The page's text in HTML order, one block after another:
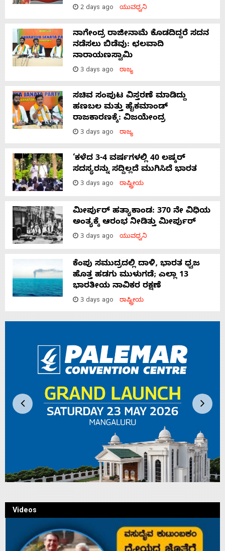
2 days ago ಯುವಧ್ವನಿ
ನಾಗೇಂದ್ರ ರಾಜೀನಾಮೆ ಕೊಡದಿದ್ದರೆ ಸದನ
ನಡೆಸಲು ಬಿಡೆವು: ಛಲವಾದಿ
ನಾರಾಯಣಸ್ವಾಮಿ
3 days ago ರಾಜ್ಯ
ಸಚಿವ ಸಂಪುಟ ವಿಸ್ತರಣೆ ಮಾಡಿದ್ದು
ಹಣಬಲ ಮತ್ತು ಹೈಕಮಾಂಡ್
ರಾಜಕಾರಣಕ್ಕೆ: ವಿಜಯೇಂದ್ರ
3 days ago ರಾಜ್ಯ
‘ಕಳೆದ 3-4 ವರ್ಷಗಳಲ್ಲಿ 40 ಲಷ್ಕರ್
ಸದಸ್ಯರನ್ನು ಸದ್ದಿಲ್ಲದೆ ಮುಗಿಸಿದೆ ಭಾರತ
3 days ago ರಾಷ್ಟ್ರೀಯ
ಮೀರ್ಪುರ್ ಹತ್ಯಾಕಾಂಡ: 370 ನೇ ವಿಧಿಯ
ಅಂತ್ಯಕ್ಕೆ ಆರಂಭ ನೀಡಿತ್ತು ಮೀರ್ಪುರ್
3 days ago ಯುವಧ್ವನಿ
ಕೆಂಪು ಸಮುದ್ರದಲ್ಲಿ ದಾಳಿ, ಭಾರತ ಧ್ವಜ
ಹೊತ್ತ ಹಡಗು ಮುಳುಗಡೆ; ಎಲ್ಲಾ 13
ಭಾರತೀಯ ನಾವಿಕರ ರಕ್ಷಣೆ
3 days ago ರಾಷ್ಟ್ರೀಯ
Videos